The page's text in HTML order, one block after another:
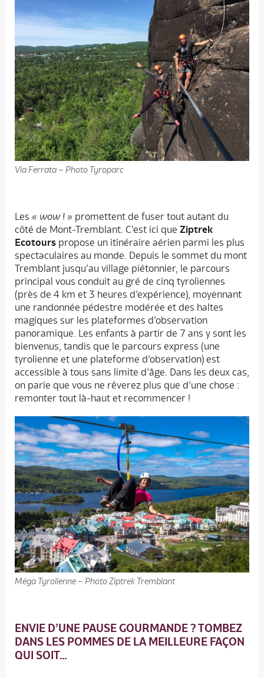
Via Ferrata – Photo Tyroparc
Les « wow ! » promettent de fuser tout autant du
côté de Mont-Tremblant. C’est ici que Ziptrek
Ecotours propose un itinéraire aérien parmi les plus
spectaculaires au monde. Depuis le sommet du mont
Tremblant jusqu’au village piétonnier, le parcours
principal vous conduit au gré de cinq tyroliennes
(près de 4 km et 3 heures d’expérience), moyennant
une randonnée pédestre modérée et des haltes
magiques sur les plateformes d’observation
panoramique. Les enfants à partir de 7 ans y sont les
bienvenus, tandis que le parcours express (une
tyrolienne et une plateforme d’observation) est
accessible à tous sans limite d’âge. Dans les deux cas,
on parie que vous ne rêverez plus que d’une chose :
remonter tout là-haut et recommencer !
Méga Tyrolienne – Photo Ziptrek Tremblant
ENVIE D’UNE PAUSE GOURMANDE ? TOMBEZ
DANS LES POMMES DE LA MEILLEURE FAÇON
QUI SOIT…